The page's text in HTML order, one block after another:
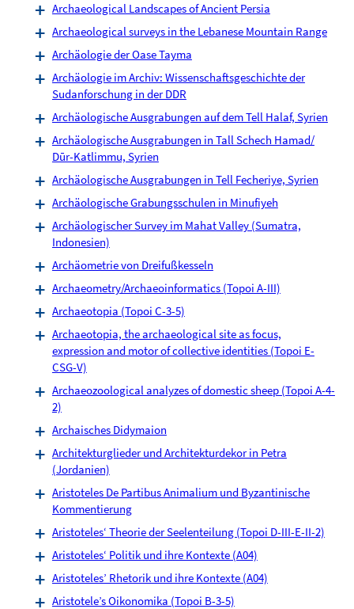
Archaeological Landscapes of Ancient Persia
Archaeological surveys in the Lebanese Mountain Range
Archäologie der Oase Tayma
Archäologie im Archiv: Wissenschaftsgeschichte der
Sudanforschung in der DDR
Archäologische Ausgrabungen auf dem Tell Halaf, Syrien
Archäologische Ausgrabungen in Tall Schech Hamad/
Dūr-Katlimmu, Syrien
Archäologische Ausgrabungen in Tell Fecheriye, Syrien
Archäologische Grabungsschulen in Minufiyeh
Archäologischer Survey im Mahat Valley (Sumatra,
Indonesien)
Archäometrie von Dreifußkesseln
Archaeometry/Archaeoinformatics (Topoi A-III)
Archaeotopia (Topoi C-3-5)
Archaeotopia, the archaeological site as focus,
expression and motor of collective identities (Topoi E-
CSG-V)
Archaeozoological analyzes of domestic sheep (Topoi A-4-
2)
Archaisches Didymaion
Architekturglieder und Architekturdekor in Petra
(Jordanien)
Aristoteles De Partibus Animalium und Byzantinische
Kommentierung
Aristoteles‘ Theorie der Seelenteilung (Topoi D-III-E-II-2)
Aristoteles‘ Politik und ihre Kontexte (A04)
Aristoteles’ Rhetorik und ihre Kontexte (A04)
Aristotele’s Oikonomika (Topoi B-3-5)